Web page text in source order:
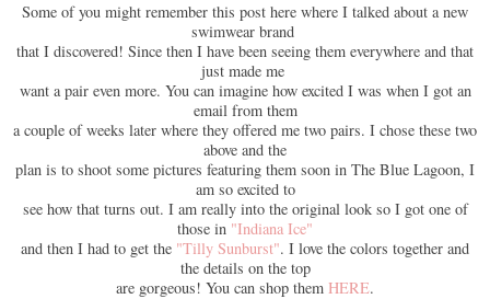
Some of you might remember this post here where I talked about a new
swimwear brand
that I discovered! Since then I have been seeing them everywhere and that
just made me
want a pair even more. You can imagine how excited I was when I got an
email from them
a couple of weeks later where they offered me two pairs. I chose these two
above and the
plan is to shoot some pictures featuring them soon in The Blue Lagoon, I
am so excited to
see how that turns out. I am really into the original look so I got one of
those in "Indiana Ice"
and then I had to get the "Tilly Sunburst". I love the colors together and
the details on the top
are gorgeous! You can shop them HERE.